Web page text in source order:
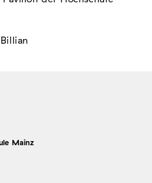
Mainz